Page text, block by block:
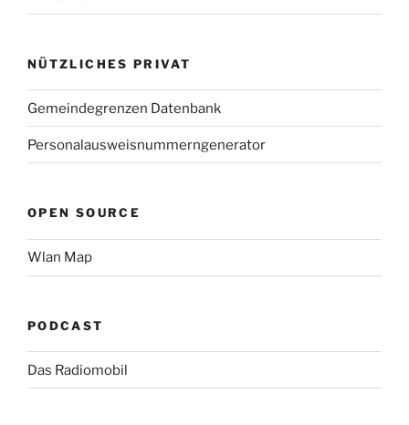
NÜTZLICHES PRIVAT
Gemeindegrenzen Datenbank
Personalausweisnummerngenerator
OPEN SOURCE
Wlan Map
PODCAST
Das Radiomobil